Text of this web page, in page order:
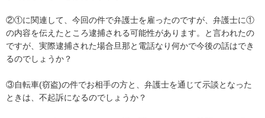
②①に関連して、今回の件で弁護士を雇ったのですが、弁護士に①
の内容を伝えたところ逮捕される可能性があります。と言われたの
ですが、実際逮捕された場合旦那と電話なり何かで今後の話はでき
るのでしょうか？
③自転車(窃盗)の件でお相手の方と、弁護士を通じて示談となった
ときは、不起訴になるのでしょうか？